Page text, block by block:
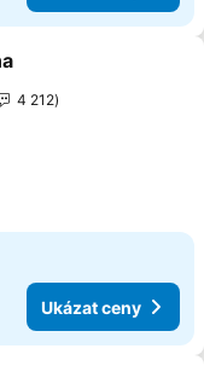
seznam oblíbených
4 212
Ukázat ceny